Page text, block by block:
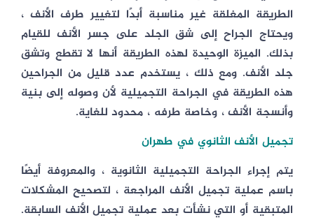
الطريقة المغلقة غير مناسبة أبدًا لتغيير طرف الأنف ،
ويحتاج الجراح إلى شق الجلد على جسر الأنف للقيام
بذلك. الميزة الوحيدة لهذه الطريقة أنها لا تقطع وتشق
جلد الأنف. ومع ذلك ، يستخدم عدد قليل من الجراحين
هذه الطريقة في الجراحة التجميلية لأن وصوله إلى بنية
وأنسجة الأنف ، وخاصة طرفه ، محدود للغاية.
تجميل الأنف الثانوي في طهران
يتم إجراء الجراحة التجميلية الثانوية ، والمعروفة أيضًا
باسم عملية تجميل الأنف المراجعة ، لتصحيح المشكلات
المتبقية أو التي نشأت بعد عملية تجميل الأنف السابقة.